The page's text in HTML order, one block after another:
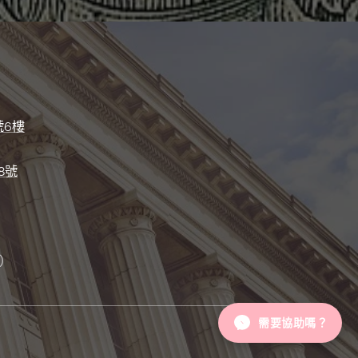
6樓
號
需要協助嗎？